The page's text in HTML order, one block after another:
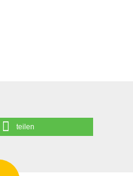
teilen